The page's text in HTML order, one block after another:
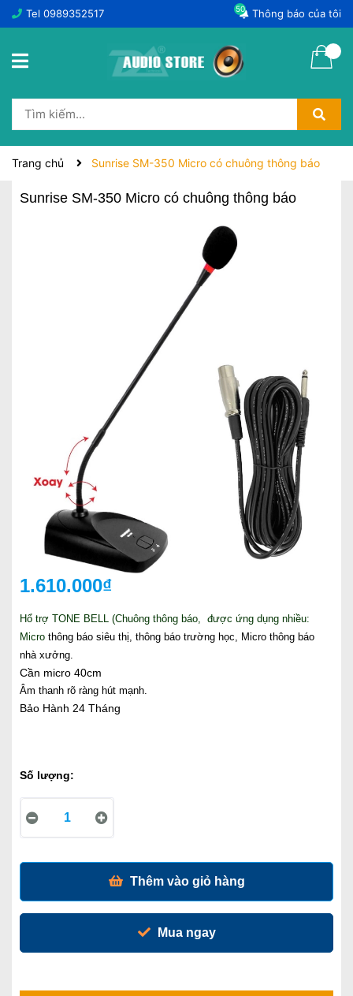
Tel 0989352517 Thông báo của tôi
50
Trang chủ Sunrise SM-350 Micro có chuông thông báo
Sunrise SM-350 Micro có chuông thông báo
1.610.000₫
Hổ trợ TONE BELL (Chuông thông báo, được ứng dụng nhiều:
Micro thông báo siêu thị, thông báo trường học, Micro thông báo
nhà xưởng.
Cần micro 40cm
Âm thanh rõ ràng hút mạnh.
Bảo Hành 24 Tháng
Số lượng:
Thêm vào giỏ hàng
Mua ngay